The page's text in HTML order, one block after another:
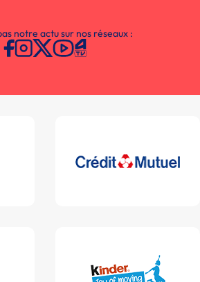
notre actu sur nos réseaux :